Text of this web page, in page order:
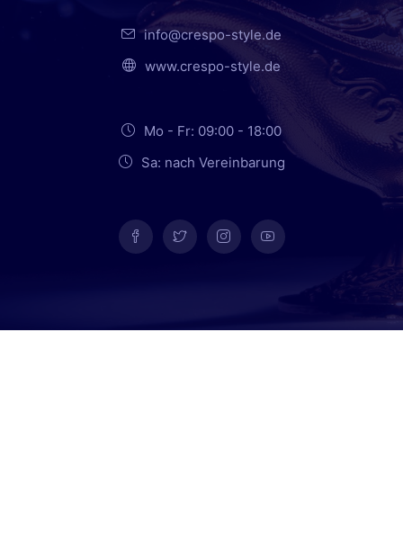
info@crespo-style.de
www.crespo-style.de
Mo - Fr: 09:00 - 18:00
Sa: nach Vereinbarung